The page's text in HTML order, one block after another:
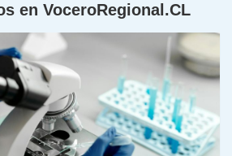
en VoceroRegional.CL